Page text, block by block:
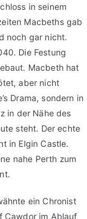
in seinem
Macbeths gab
noch gar nicht.
Die Festung
Macbeth hat
aber nicht
Drama, sondern in
in der Nähe des
steht. Der echte
in Elgin Castle.
nahe Perth zum
ein Chronist
Cawdor im Ablauf